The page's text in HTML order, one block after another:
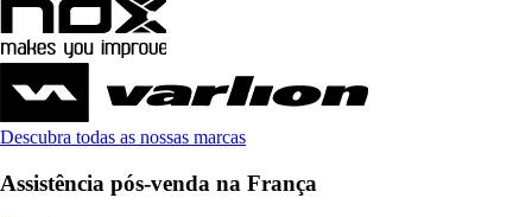
Descubra todas as nossas marcas
Assistência pós-venda na França